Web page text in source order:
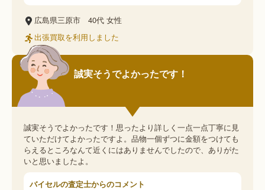
広島県三原市 40代 女性
出張買取を利用しました
誠実そうでよかったです！
誠実そうでよかったです！思ったより詳しく一点一点丁寧に見
ていただけてよかったですよ。品物一個ずつに金額をつけても
らえるところなんて近くにはありませんでしたので、ありがた
いと思いましたよ。
バイセルの査定士からのコメント